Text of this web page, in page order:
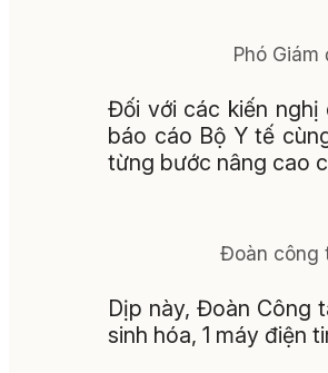
Phó
Đối với các kiến
báo cáo Bộ Y tế
từng bước nâng cao
Đoàn công
Dịp này, Đoàn Công
sinh hóa, 1 máy điện